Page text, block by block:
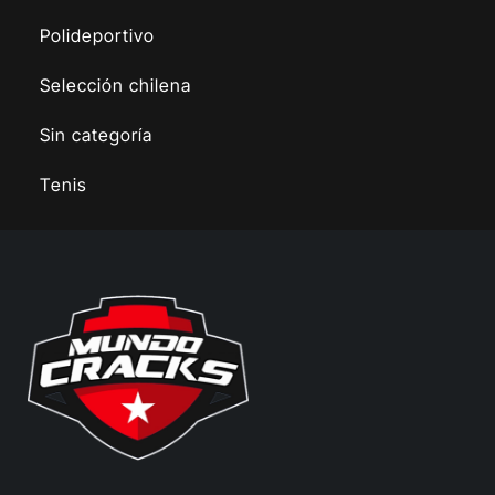
Polideportivo
Selección chilena
Sin categoría
Tenis